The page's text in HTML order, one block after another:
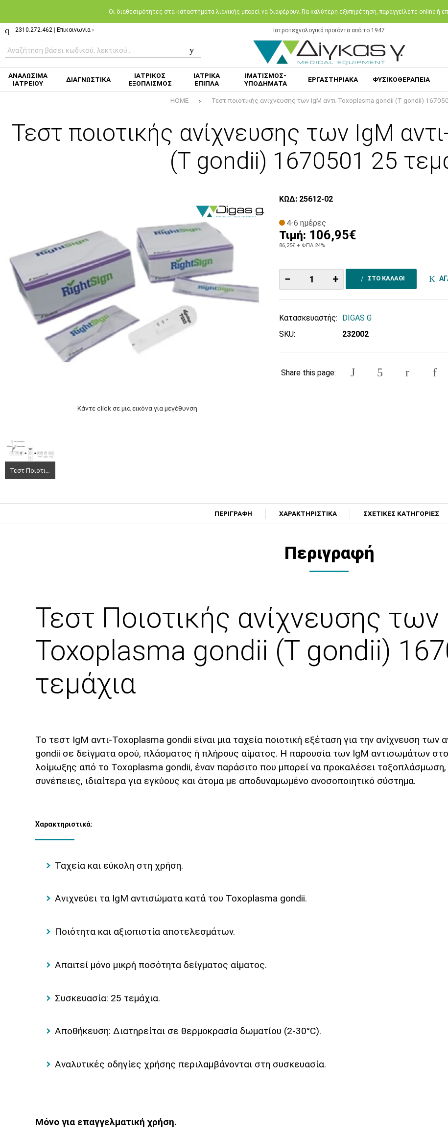
Oι διαθεσιμότητες στα καταστήματα λιανικής μπορεί να διαφέρουν. Για καλύτερη εξυπηρέτηση, παραγγείλετε online ή
2310.272.462 Επικοινωνία › Ιατροτεχνολογικά προϊόντα από το 1947
ΑΝΑΛΩΣΙΜΑ
ΙΑΤΡΕΙΟΥ
ΔΙΑΓΝΩΣΤΙΚΑ
ΙΑΤΡΙΚΟΣ
ΕΞΟΠΛΙΣΜΟΣ
ΙΑΤΡΙΚΑ
ΕΠΙΠΛΑ
ΙΜΑΤΙΣΜΟΣ-
ΥΠΟΔΗΜΑΤΑ
ΕΡΓΑΣΤΗΡΙΑΚΑ ΦΥΣΙΚΟΘΕΡΑΠΕΙΑ
HOME Τεστ ποιοτικής ανίχνευσης των IgM αντι-Toxoplasma gondii (Τ gondii)
Τεστ ποιοτικής ανίχνευσης των IgM
(Τ gondii) 1670501 25
Κάντε click σε μια εικόνα για μεγέθυνση
ΚΩΔ: 25612-02
4-6 ημέρες
Τιμή: 106,95€
86,25€ + ΦΠΑ 24%
− + ΣΤΟ ΚΑΛΑΘΙ
Κατασκευαστής:
DIGAS G
SKU:
232002
Share this page:
ΠΕΡΙΓΡΑΦΗ ΧΑΡΑΚΤΗΡΙΣΤΙΚΑ ΣΧΕΤΙΚΕΣ ΚΑΤΗΓΟΡΙΕΣ
Περιγραφή
Τεστ Ποιοτικής ανίχνευσης των
Toxoplasma gondii (Τ gondii)
τεμάχια
Το τεστ IgM αντι-Toxoplasma gondii είναι μια ταχεία ποιοτική εξέταση για την ανίχνευση
gondii σε δείγματα ορού, πλάσματος ή πλήρους αίματος. Η παρουσία των IgM αντισωμάτων
λοίμωξης από το Toxoplasma gondii, έναν παράσιτο που μπορεί να προκαλέσει
συνέπειες, ιδιαίτερα για εγκύους και άτομα με αποδυναμωμένο ανοσοποιητικό σύστημα.
Χαρακτηριστικά:
Ταχεία και εύκολη στη χρήση.
Ανιχνεύει τα IgM αντισώματα κατά του Toxoplasma gondii.
Ποιότητα και αξιοπιστία αποτελεσμάτων.
Απαιτεί μόνο μικρή ποσότητα δείγματος αίματος.
Συσκευασία: 25 τεμάχια.
Αποθήκευση: Διατηρείται σε θερμοκρασία δωματίου (2-30°C).
Αναλυτικές οδηγίες χρήσης περιλαμβάνονται στη συσκευασία.
Μόνο για επαγγελματική χρήση.